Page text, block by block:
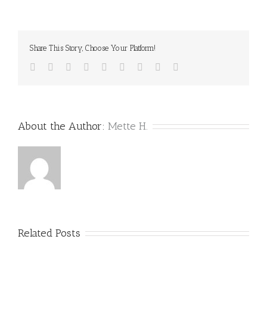
Share This Story, Choose Your Platform!
Facebook
TwitterLinkedin
Reddit TumblrGoogle+Pinterest
About the Author: Mette H.
Related Posts